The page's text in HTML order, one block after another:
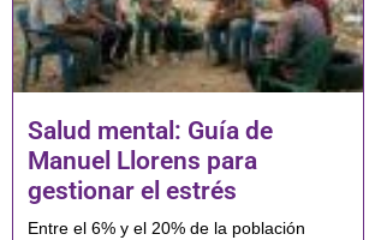
Salud mental: Guía de
Manuel Llorens para
gestionar el estrés
Entre el 6% y el 20% de la población